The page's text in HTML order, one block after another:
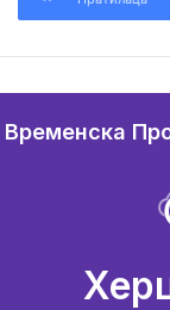
Временска